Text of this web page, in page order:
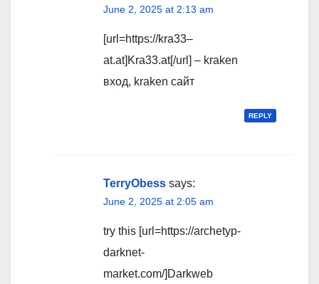
June 2, 2025 at 2:13 am
[url=https://kra33–
at.at]Kra33.at[/url] – kraken
вход, kraken сайт
REPLY
TerryObess says:
June 2, 2025 at 2:05 am
try this [url=https://archetyp-
darknet-
market.com/]Darkweb